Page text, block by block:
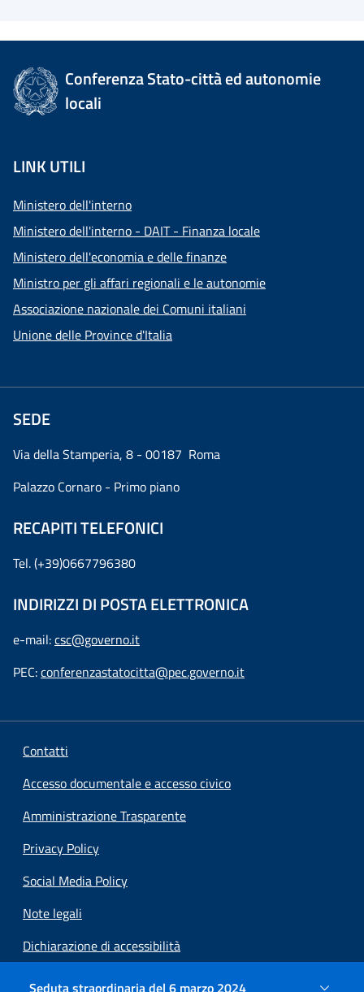
Seduta straordinaria del 6 marzo 2024
Conferenza Stato-città ed autonomie
locali
LINK UTILI
Ministero dell'interno
Ministero dell'interno - DAIT - Finanza locale
Ministero dell'economia e delle finanze
Ministro per gli affari regionali e le autonomie
Associazione nazionale dei Comuni italiani
Unione delle Province d'Italia
SEDE
Via della Stamperia, 8 - 00187 Roma
Palazzo Cornaro - Primo piano
RECAPITI TELEFONICI
Tel. (+39)0667796380
INDIRIZZI DI POSTA ELETTRONICA
e-mail:csc@governo.it
PEC:conferenzastatocitta@pec.governo.it
Contatti
Accesso documentale e accesso civico
Amministrazione Trasparente
Privacy Policy
Social Media Policy
Note legali
Dichiarazione di accessibilità
Preferenze cookie